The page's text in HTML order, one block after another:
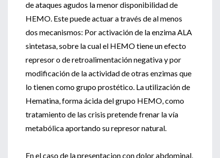
de ataques agudos la menor disponibilidad de
HEMO. Este puede actuar a través de al menos
dos mecanismos: Por activación de la enzima ALA
sintetasa, sobre la cual el HEMO tiene un efecto
represor o de retroalimentación negativa y por
modificación de la actividad de otras enzimas que
lo tienen como grupo prostético. La utilización de
Hematina, forma ácida del grupo HEMO, como
tratamiento de las crisis pretende frenar la vía
metabólica aportando su represor natural.
En el caso de la presentacion con dolor abdominal,